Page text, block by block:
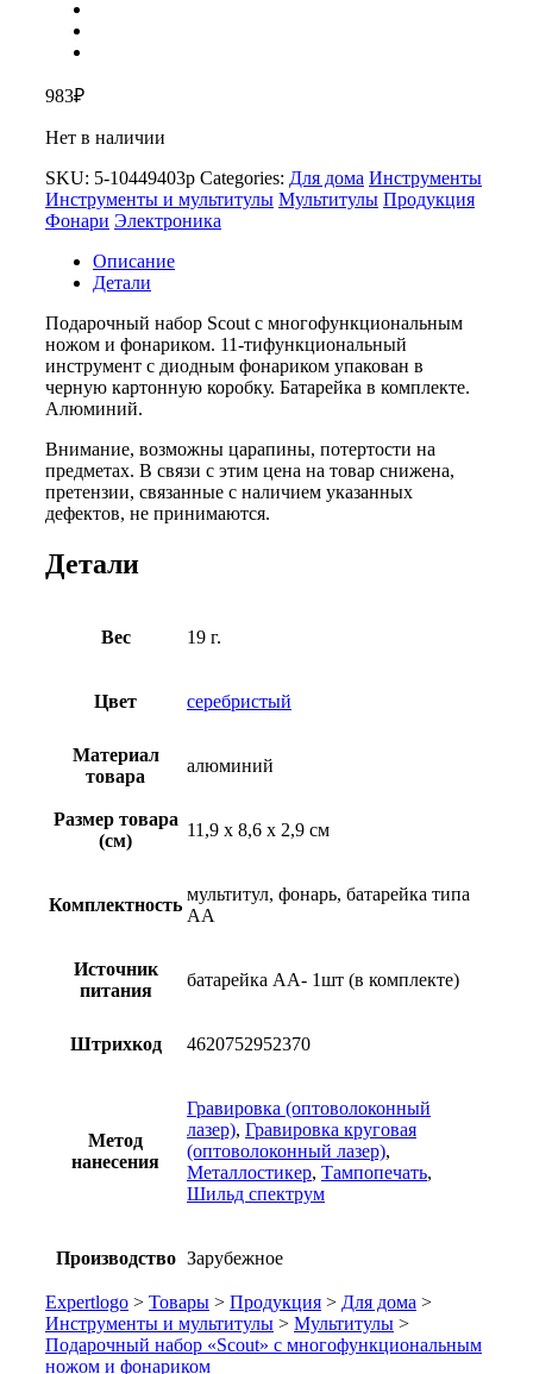
983₽
Нет в наличии
SKU: 5-10449403p Categories: Для дома Инструменты
Инструменты и мультитулы Мультитулы Продукция
Фонари Электроника
Описание
Детали
Подарочный набор Scout с многофункциональным
ножом и фонариком. 11-тифункциональный
инструмент с диодным фонариком упакован в
черную картонную коробку. Батарейка в комплекте.
Алюминий.
Внимание, возможны царапины, потертости на
предметах. В связи с этим цена на товар снижена,
претензии, связанные с наличием указанных
дефектов, не принимаются.
Детали
Вес 19 г.
Цвет серебристый
Материал
товара
алюминий
Размер товара
(см)
11,9 х 8,6 х 2,9 см
Комплектность
мультитул, фонарь, батарейка типа
АА
Источник
питания
батарейка АА- 1шт (в комплекте)
Штрихкод 4620752952370
Метод
нанесения
Гравировка (оптоволоконный
лазер), Гравировка круговая
(оптоволоконный лазер),
Металлостикер, Тампопечать,
Шильд спектрум
Производство Зарубежное
Expertlogo > Товары > Продукция > Для дома >
Инструменты и мультитулы > Мультитулы >
Подарочный набор «Scout» с многофункциональным
ножом и фонариком